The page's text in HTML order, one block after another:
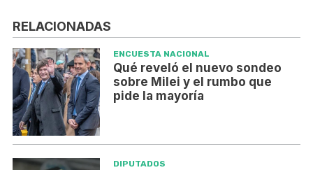
RELACIONADAS
ENCUESTA NACIONAL
Qué reveló el nuevo sondeo
sobre Milei y el rumbo que
pide la mayoría
DIPUTADOS